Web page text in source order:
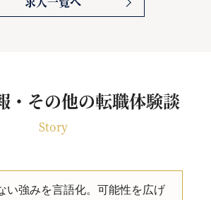
・その他の転職体験談
Story
い強みを言語化。可能性を広げ